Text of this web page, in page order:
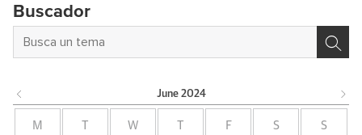
Buscador
June 2024
M W F S S